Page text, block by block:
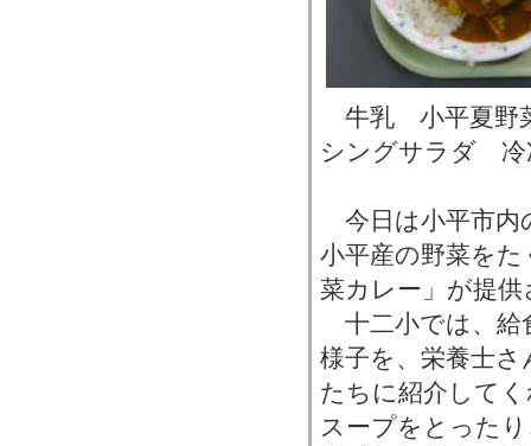
牛乳 小平夏野
シングサラダ 冷
今日は小平市内
小平産の野菜を
菜カレー」が提
十二小では、給
様子を、栄養士
たちに紹介して
スープをとった